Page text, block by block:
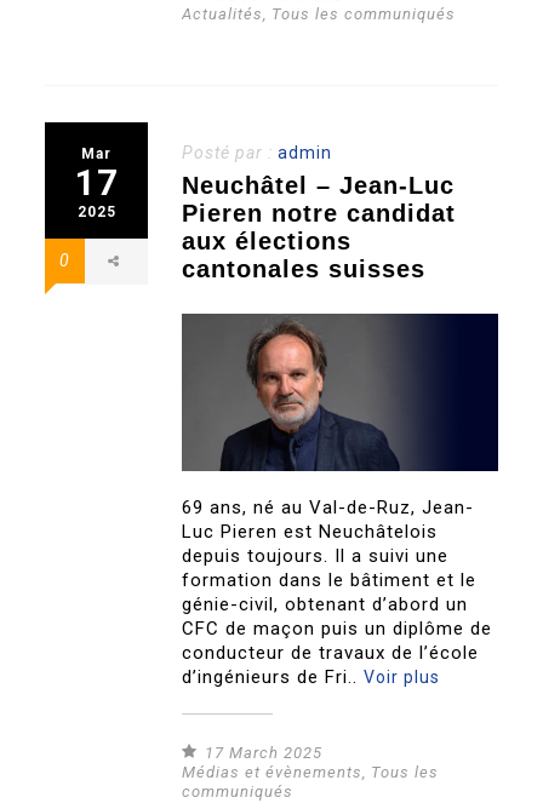
Actualités, Tous les communiqués
Mar
17
2025
0
Posté par :admin
Neuchâtel – Jean-Luc
Pieren notre candidat
aux élections
cantonales suisses
69 ans, né au Val-de-Ruz, Jean-
Luc Pieren est Neuchâtelois
depuis toujours. Il a suivi une
formation dans le bâtiment et le
génie-civil, obtenant d’abord un
CFC de maçon puis un diplôme de
conducteur de travaux de l’école
d’ingénieurs de Fri..Voir plus
17 March 2025
Médias et évènements, Tous les
communiqués